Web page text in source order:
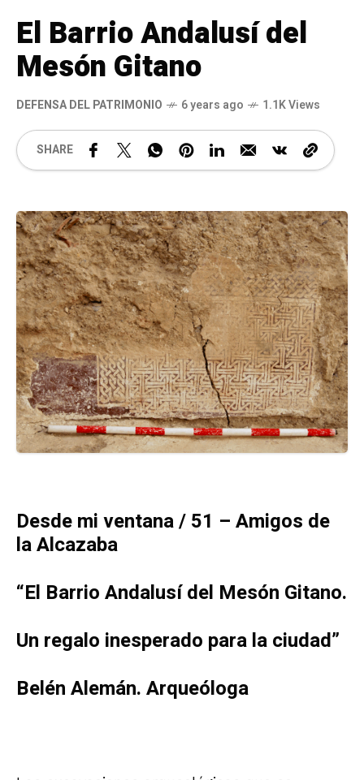
El Barrio Andalusí del
Mesón Gitano
DEFENSA DEL PATRIMONIO 6 years ago 1.1K Views
SHARE
Desde mi ventana / 51 – Amigos de
la Alcazaba
“El Barrio Andalusí del Mesón Gitano.
Un regalo inesperado para la ciudad”
Belén Alemán. Arqueóloga